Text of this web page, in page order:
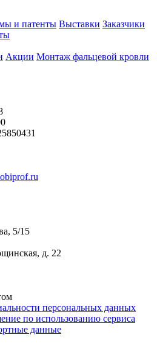
и патенты Выставки Заказчики
Акции Монтаж фальцевой кровли
5/15
д. 22
персональных данных
по использованию сервиса
данные